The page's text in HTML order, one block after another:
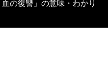
血の復讐」の意味・わかり